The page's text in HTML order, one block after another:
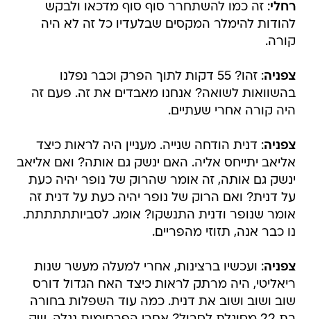
רחלי: זה כמו להשתחרר סוף סוף מדכאו ולבקש
להודות להימלר המקסים שבלעדיו כל זה לא היה
קורה.
צפניה
: זהו? 55 דקות לתוך הפרק וכבר נפלנו
בהשוואות לשואה? אנחנו מאבדים את זה. פעם זה
היה קורה אחרי שעתיים.
צפניה: דנית הודחה שנייה. מעניין היה לראות כיצד
אליאב יתייחס אליה. האם ינשק גם אותה? ואם אליאב
ינשק גם אותה, זה אומר שהרוק של נופר יהיה כעת
על דנית? ואם הרוק של נופר יהיה כעת על דנית זה
אומר שנופר ודנית התנשקו? אומג. לסביותתתתתת.
נו כבר אנה, תזוזי מהפריים.
צפניה: ועכשיו ברצינות, אחרי למעלה מעשר שנות
ריאליטי, היה מרתק לראות כיצד האח הגדול דורס
שוב ושוב ושוב את דנית. כמה עוד השפלות בחורה